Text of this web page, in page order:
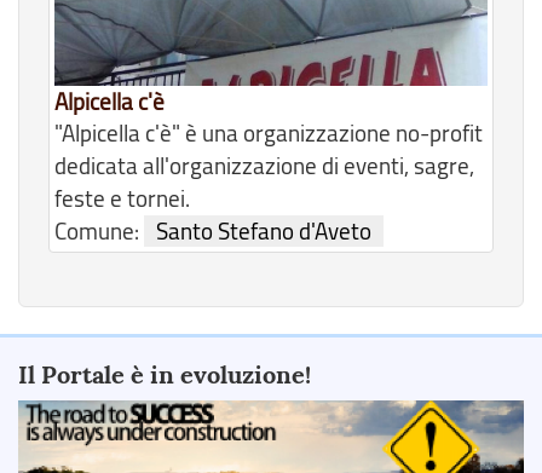
Alpicella c'è
"Alpicella c'è" è una organizzazione no-profit
dedicata all'organizzazione di eventi, sagre,
feste e tornei.
Comune:
Santo Stefano d'Aveto
Il Portale è in evoluzione!